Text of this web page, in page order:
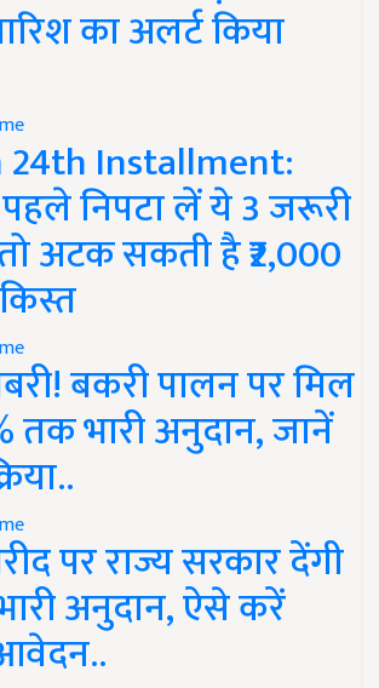
का अलर्ट किया
24th Installment:
निपटा लें ये 3 जरूरी
अटक सकती है ₹2,000
बकरी पालन पर मिल
तक भारी अनुदान, जानें
पर राज्य सरकार देंगी
अनुदान, ऐसे करें